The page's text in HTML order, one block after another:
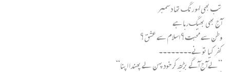
تب بھی لہو رنگ تھا دسمبر
آج بھی بھیگ رہا ہے
وطن سے محبت؟ اسلام سے عشق؟
کفر کیا تونے۔۔۔۔۔۔۔۔
”لے آج آگے بڑھ کر خود پہن لے پھندا اپنا“